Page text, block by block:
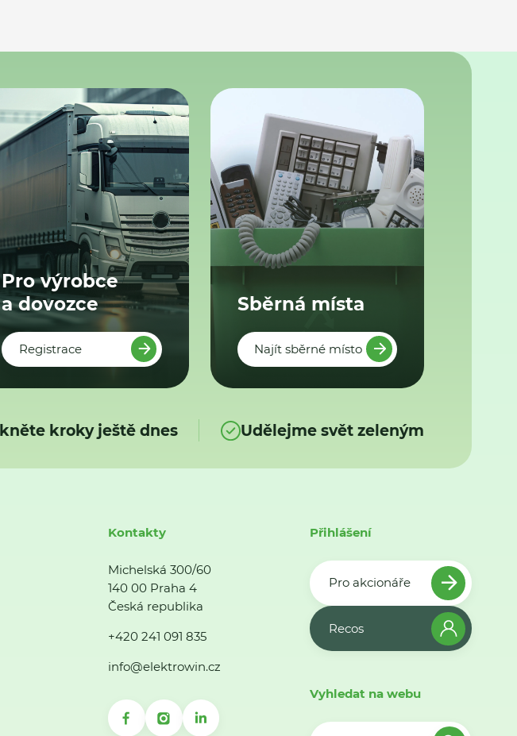
Pro výrobce
a dovozce
Registrace
Sběrná místa
Najít sběrné místo
kroky ještě dnes Udělejme svět zeleným
Kontakty
Michelská 300/60
140 00 Praha 4
Česká republika
+420 241 091 835
info@elektrowin.cz
Přihlášení
Pro akcionáře
Recos
Vyhledat na webu